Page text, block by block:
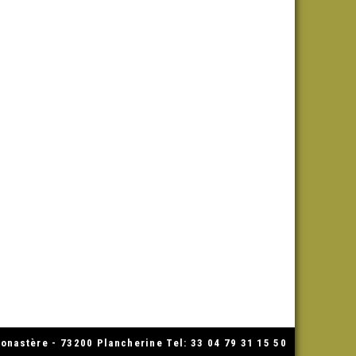
- 73200 Plancherine Tel: 33 04 79 31 15 50